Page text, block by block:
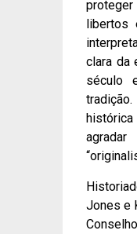
libertos
clara da
século
Jones e